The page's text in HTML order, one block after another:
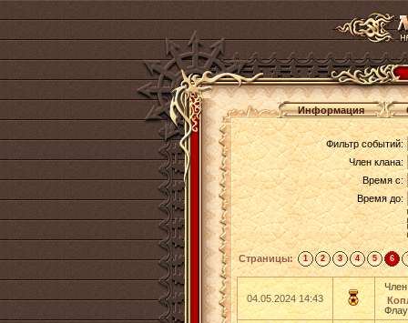
Информация
Фильтр событий:
Член клана:
Время с:
Время до:
Страницы: 1 2 3 4 5 6
04.05.2024 14:43